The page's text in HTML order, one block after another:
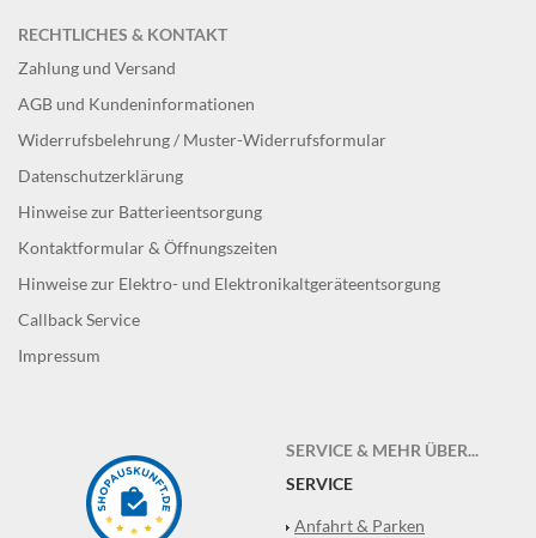
RECHTLICHES & KONTAKT
Zahlung und Versand
AGB und Kundeninformationen
Widerrufsbelehrung / Muster-Widerrufsformular
Datenschutzerklärung
Hinweise zur Batterieentsorgung
Kontaktformular & Öffnungszeiten
Hinweise zur Elektro- und Elektronikaltgeräteentsorgung
Callback Service
Impressum
SERVICE & MEHR ÜBER...
SERVICE
Anfahrt & Parken